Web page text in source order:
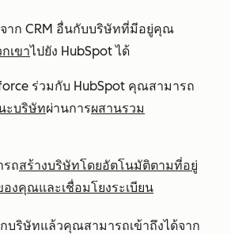
าก CRM อื่นกับบริษัทที่มีอยู่คุณ
เขาไปยัง HubSpot ได้
ร่วมกับ HubSpot คุณสามารถ
ะบริษัทผ่านการผสานรวม
รถสร้างบริษัทโดยอัตโนมัติตามที่อยู่
งคุณและเชื่อมโยงระเบียน
บริษัทแล้วคุณสามารถเข้าถึงได้จาก